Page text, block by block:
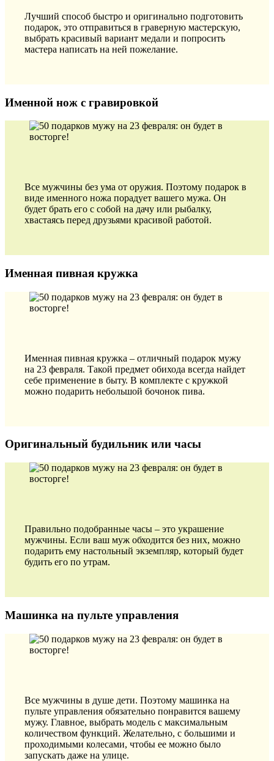
Лучший способ быстро и оригинально подготовить
подарок, это отправиться в граверную мастерскую,
выбрать красивый вариант медали и попросить
мастера написать на ней пожелание.
Именной нож с гравировкой
Все мужчины без ума от оружия. Поэтому подарок в
виде именного ножа порадует вашего мужа. Он
будет брать его с собой на дачу или рыбалку,
хвастаясь перед друзьями красивой работой.
Именная пивная кружка
Именная пивная кружка – отличный подарок мужу
на 23 февраля. Такой предмет обихода всегда найдет
себе применение в быту. В комплекте с кружкой
можно подарить небольшой бочонок пива.
Оригинальный будильник или часы
Правильно подобранные часы – это украшение
мужчины. Если ваш муж обходится без них, можно
подарить ему настольный экземпляр, который будет
будить его по утрам.
Машинка на пульте управления
Все мужчины в душе дети. Поэтому машинка на
пульте управления обязательно понравится вашему
мужу. Главное, выбрать модель с максимальным
количеством функций. Желательно, с большими и
проходимыми колесами, чтобы ее можно было
запускать даже на улице.